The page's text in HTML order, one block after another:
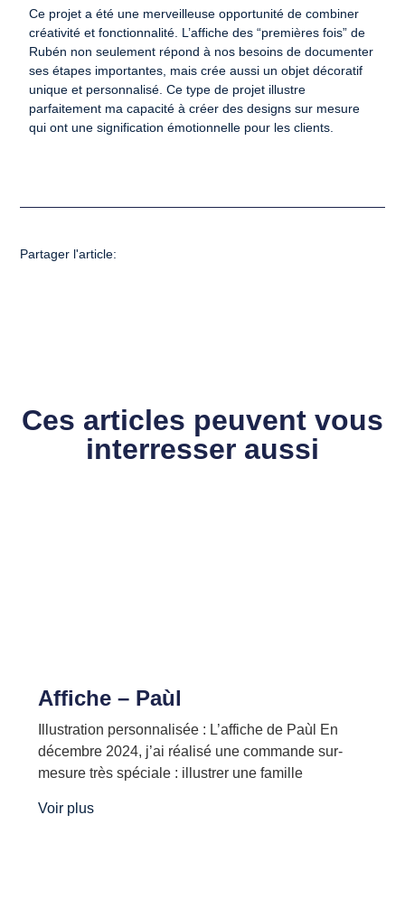
Ce projet a été une merveilleuse opportunité de combiner
créativité et fonctionnalité. L’affiche des “premières fois” de
Rubén non seulement répond à nos besoins de documenter
ses étapes importantes, mais crée aussi un objet décoratif
unique et personnalisé. Ce type de projet illustre
parfaitement ma capacité à créer des designs sur mesure
qui ont une signification émotionnelle pour les clients.
Partager l'article:
Ces articles peuvent vous
interresser aussi
Affiche – Paùl
Illustration personnalisée : L’affiche de Paùl En
décembre 2024, j’ai réalisé une commande sur-
mesure très spéciale : illustrer une famille
Voir plus